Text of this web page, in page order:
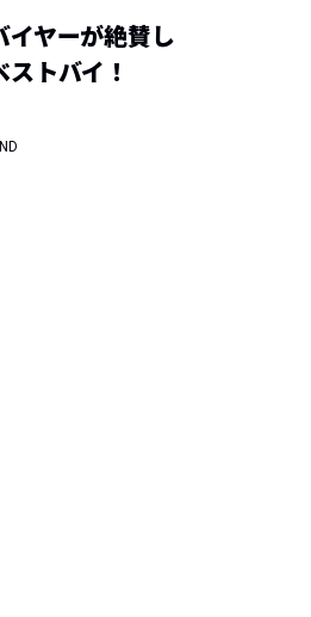
イヤーが絶賛し
トバイ！